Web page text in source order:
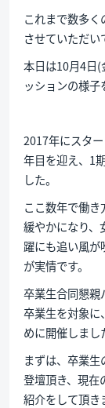
これまで数多
させていただい
本日は10月4日(
ッションの様子
2017年にスタ
年目を迎え、1
した。
ここ数年で働
緩やかになり、
躍にも追い風
が実情です。
卒業生合同懇親
卒業生を対象に
めに開催しまし
まずは、卒業
登壇頂き、現在
紹介をして頂き